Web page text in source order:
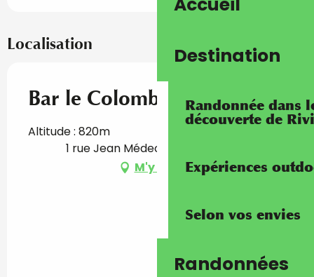
Destination
Randonnée dans
découverte de
Expériences
Selon vos envies
Randonnées
Localisation
Bar le Colombier
Altitude : 820m
1 rue Jean Médecin, 06430 Tende
M'y rendre